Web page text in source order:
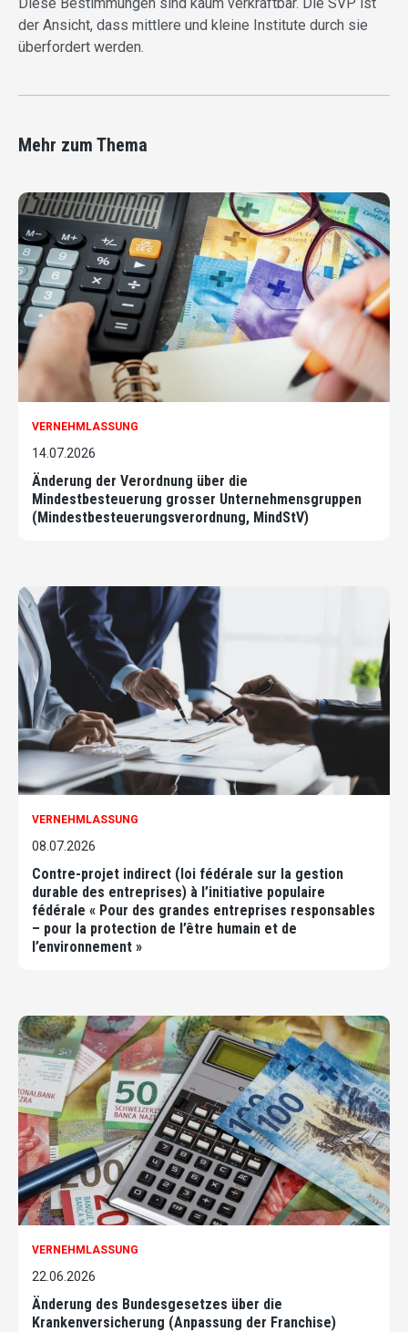
der Ansicht, dass mittlere und kleine Institute durch sie
überfordert werden.
Mehr zum Thema
VERNEHMLASSUNG
14.07.2026
Änderung der Verordnung über die
Mindestbesteuerung grosser Unternehmensgruppen
(Mindestbesteuerungsverordnung, MindStV)
VERNEHMLASSUNG
08.07.2026
Contre-projet indirect (loi fédérale sur la gestion
durable des entreprises) à l’initiative populaire
fédérale « Pour des grandes entreprises responsables
– pour la protection de l’être humain et de
l’environnement »
VERNEHMLASSUNG
22.06.2026
Änderung des Bundesgesetzes über die
Krankenversicherung (Anpassung der Franchise)